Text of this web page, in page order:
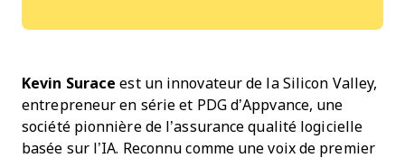
Kevin Surace est un innovateur de la Silicon Valley,
entrepreneur en série et PDG d’Appvance, une
société pionnière de l’assurance qualité logicielle
basée sur l’IA. Reconnu comme une voix de premier